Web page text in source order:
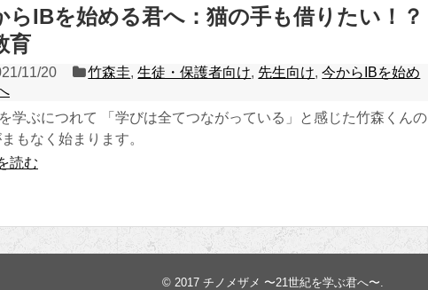
らIBを始める君へ：猫の手も借りたい！？
育
11/20 竹森圭,生徒・保護者向け, 先生向け,今からIBを始め
学ぶにつれて 「学びは全てつながっている」と感じた竹森くんの
もなく始まります。
読む
© 2017 チノメザメ 〜21世紀を学ぶ君へ〜